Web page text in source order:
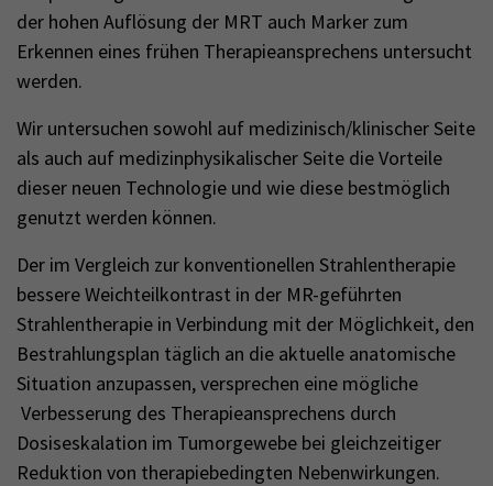
der hohen Auflösung der MRT auch Marker zum
Erkennen eines frühen Therapieansprechens untersucht
werden.
Wir untersuchen sowohl auf medizinisch/klinischer Seite
als auch auf medizinphysikalischer Seite die Vorteile
dieser neuen Technologie und wie diese bestmöglich
genutzt werden können.
Der im Vergleich zur konventionellen Strahlentherapie
bessere Weichteilkontrast in der MR-geführten
Strahlentherapie in Verbindung mit der Möglichkeit, den
Bestrahlungsplan täglich an die aktuelle anatomische
Situation anzupassen, versprechen eine mögliche
Verbesserung des Therapieansprechens durch
Dosiseskalation im Tumorgewebe bei gleichzeitiger
Reduktion von therapiebedingten Nebenwirkungen.